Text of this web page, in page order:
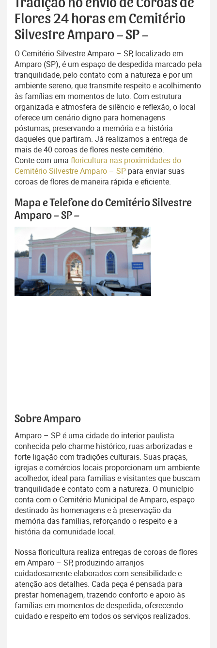
Tradição no envio de Coroas de
Flores 24 horas em Cemitério
Silvestre Amparo – SP –
O Cemitério Silvestre Amparo – SP, localizado em
Amparo (SP), é um espaço de despedida marcado pela
tranquilidade, pelo contato com a natureza e por um
ambiente sereno, que transmite respeito e acolhimento
às famílias em momentos de luto. Com estrutura
organizada e atmosfera de silêncio e reflexão, o local
oferece um cenário digno para homenagens
póstumas, preservando a memória e a história
daqueles que partiram. Já realizamos a entrega de
mais de 40 coroas de flores neste cemitério.
Conte com uma floricultura nas proximidades do
Cemitério Silvestre Amparo – SP para enviar suas
coroas de flores de maneira rápida e eficiente.
Mapa e Telefone do Cemitério Silvestre
Amparo – SP –
Sobre Amparo
Amparo – SP é uma cidade do interior paulista
conhecida pelo charme histórico, ruas arborizadas e
forte ligação com tradições culturais. Suas praças,
igrejas e comércios locais proporcionam um ambiente
acolhedor, ideal para famílias e visitantes que buscam
tranquilidade e contato com a natureza. O município
conta com o Cemitério Municipal de Amparo, espaço
destinado às homenagens e à preservação da
memória das famílias, reforçando o respeito e a
história da comunidade local.
Nossa floricultura realiza entregas de coroas de flores
em Amparo – SP, produzindo arranjos
cuidadosamente elaborados com sensibilidade e
atenção aos detalhes. Cada peça é pensada para
prestar homenagem, trazendo conforto e apoio às
famílias em momentos de despedida, oferecendo
cuidado e respeito em todos os serviços realizados.